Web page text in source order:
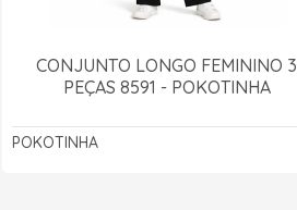
CONJUNTO LONGO FEMININO 3
PEÇAS 8591 - POKOTINHA
POKOTINHA